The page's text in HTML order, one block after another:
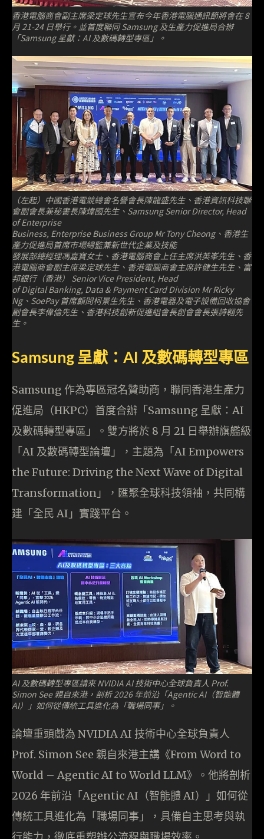
香港電腦商會副主席梁定球先生宣布今年香港電腦通訊節將會在 8
月 21-24 日舉行。並首度聯同 Samsung 及生產力促進局合辦
「Samsung 呈獻：AI 及數碼轉型專區」。
（左起）中國香港電競總會名譽會長陳龍盛先生、香港資訊科技聯
會副會長兼秘書長陳煒國先生、Samsung Senior Director, Head
of Enterprise
Business, Enterprise Business Group Mr Tony Cheong、香港生
產力促進局首席市場總監兼新世代企業及技能
發展部總經理馮嘉寶女士、香港電腦商會上任主席洪英峯先生、香
港電腦商會副主席梁定球先生、香港電腦商會主席許健生先生、富
邦銀行（香港） Senior Vice President, Head
of Digital Banking, Data & Payment Card Division Mr Ricky
Ng、SoePay 首席顧問柯景生先生、香港電器及電子設備回收協會
副會長李偉倫先生、香港科技創新促進組會長創會會長張詩翱先
生。
Samsung 呈獻：AI 及數碼轉型專區
Samsung 作為專區冠名贊助商，聯同香港生產力
促進局（HKPC）首度合辦「Samsung 呈獻：AI
及數碼轉型專區」。雙方將於 8 月 21 日舉辦旗艦級
「AI 及數碼轉型論壇」，主題為「AI Empowers
the Future: Driving the Next Wave of Digital
Transformation」，匯聚全球科技領袖，共同構
建「全民 AI」實踐平台。
AI 及數碼轉型專區請來 NVIDIA AI 技術中心全球負責人 Prof.
Simon See 親自來港，剖析 2026 年前沿「Agentic AI（智能體
AI）」如何從傳統工具進化為「職場同事」。
論壇重頭戲為 NVIDIA AI 技術中心全球負責人
Prof. Simon See 親自來港主講《From Word to
World – Agentic AI to World LLM》。他將剖析
2026 年前沿「Agentic AI（智能體 AI）」如何從
傳統工具進化為「職場同事」，具備自主思考與執